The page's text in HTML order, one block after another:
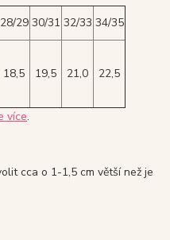
28/29 30/31 32/33 34/35
18,5 19,5 21,0 22,5
více.
cca o 1-1,5 cm větší než je